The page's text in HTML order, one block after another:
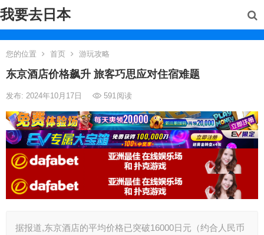
我要去日本
您的位置 首页 游玩攻略
东京酒店价格飙升 旅客巧思应对住宿难题
发布: 2024年10月17日 591阅读
据报道,东京酒店的平均价格已突破16000日元（约合人民币